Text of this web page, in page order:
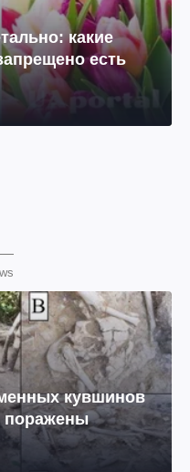
какие
есть
кувшинов
поражены